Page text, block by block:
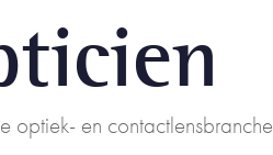
optiek- en contactlensbranche